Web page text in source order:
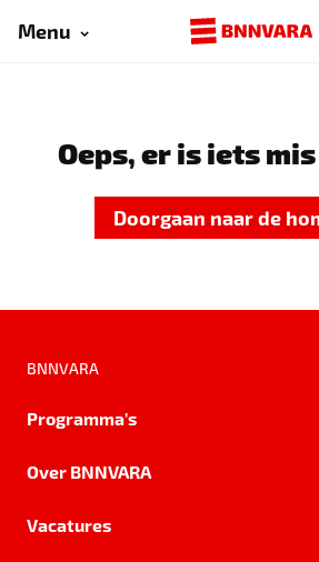
Menu
Oeps, er is iets
Doorgaan naar de
BNNVARA
Programma's
Over BNNVARA
Vacatures